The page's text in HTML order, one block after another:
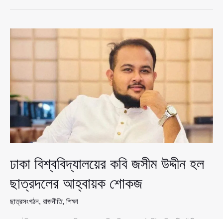
সেন্টার
ও
স্কুলে
ঘোষণা
ঢাকা বিশ্ববিদ্যালয়ের কবি জসীম উদ্দীন হল
ছাত্রদলের আহ্বায়ক শোকজ
ছাত্রসংগঠন, রাজনীতি, শিক্ষা